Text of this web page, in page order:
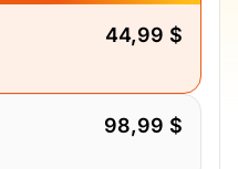
44,99 $
98,99 $